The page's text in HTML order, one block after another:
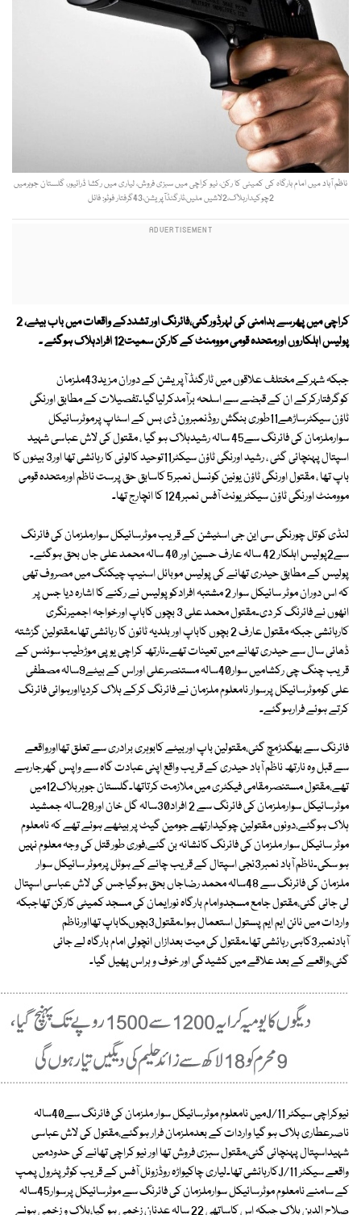
ناظم آباد میں امام بارگاہ کی کمیٹی کا رکن، نیو کراچی میں سبزی فروش، لیاری میں رکشا ڈرائیور، گلستان جوہرمیں
2چوکیدارہلاک،2لاشیں ملیں،ٹارگٹڈآپریشن،43گرفتار فوٹو: فائل
کراچی میں پھرسے بدامنی کی لہرڈورگئی،فائرنگ اور تشددکے واقعات میں باب بیٹے، 2
پولیس اہلکاروں اورمتحدہ قومی موومنٹ کے کارکن سمیت12 افرادہلاک ہوگئے ۔
جبکہ شہرکے مختلف علاقوں میں ٹارگٹڈ آپریشن کے دوران مزید43ملزمان
کوگرفتارکرکے ان کے قبضے سے اسلحہ برآمدکرلیاگیا۔تفصیلات کے مطابق اورنگی
ٹاؤن سیکٹرساڑھے11طوری بنگش روڈنمبرون ڈی بس کے اسٹاپ پرموٹرسائیکل
سوارملزمان کی فائرنگ سے45 سالہ رشیدہلاک ہو گیا ، مقتول کی لاش عباسی شہید
اسپتال پہنچائی گئی ، رشید اورنگی ٹاؤن سیکٹر11توحید کالونی کا رہائشی تھا اور3 بیٹوں کا
باپ تھا ، مقتول اورنگی ٹاؤن یونین کونسل نمبر5 کاسابق حق پرست ناظم اورمتحدہ قومی
موومنٹ اورنگی ٹاؤن سیکٹر یونٹ آفس نمبر124 کا انچارج تھا۔
لنڈی کوتل چورنگی سی این جی اسٹیشن کے قریب موٹرسائیکل سوارملزمان کی فائرنگ
سے2پولیس اہلکار 42 سالہ عارف حسین اور 40 سالہ محمد علی جاں بحق ہوگئے۔
پولیس کے مطابق حیدری تھانے کی پولیس موبائل اسنیپ چیکنگ میں مصروف تھی
کہ اس دوران موٹر سائیکل سوار 2 مشتبہ افرادکوپولیس نے رکنے کا اشارہ دیا جس پر
انھوں نے فائرنگ کر دی۔مقتول محمد علی 3 بچوں کاباپ اورخواجہ اجمیرنگری
کارہائشی جبکہ مقتول عارف 2 بچوں کاباپ اور بلدیہ ٹائون کا رہائشی تھا۔مقتولین گزشتہ
ڈھائی سال سے حیدری تھانے میں تعینات تھے۔نارتھ کراچی یوپی موڑطیب سوئٹس کے
قریب چنگ چی رکشامیں سوار40سالہ مستنصرعلی اوراس کے بیٹے9سالہ مصطفی
علی کوموٹرسائیکل پرسوار نامعلوم ملزمان نے فائرنگ کرکے ہلاک کردیااورہوائی فائرنگ
کرتے ہوئے فرارہوگئے۔
فائرنگ سے بھگدڑمچ گئی،مقتولین باپ اوربیٹے کابوہری برادری سے تعلق تھااورواقعے
سے قبل وہ نارتھ ناظم آباد حیدری کے قریب واقع اپنی عبادت گاہ سے واپس گھرجارہے
تھے،مقتول مستنصرمقامی فیکٹری میں ملازمت کرتاتھا۔گلستان جوہربلاک12میں
موٹرسائیکل سوارملزمان کی فائرنگ سے 2 افراد30سالہ گل خان اور28سالہ جمشید
ہلاک ہوگئے،دونوں مقتولین چوکیدارتھے جومین گیٹ پر بیٹھے ہوئے تھے کہ نامعلوم
موٹر سائیکل سوار ملزمان کی فائرنگ کانشانہ بن گئے،فوری طور قتل کی وجہ معلوم نہیں
ہو سکی۔ناظم آباد نمبر3نجی اسپتال کے قریب چائے کے ہوٹل پرموٹر سائیکل سوار
ملزمان کی فائرنگ سے 48سالہ محمد رضاجاں بحق ہوگیاجس کی لاش عباسی اسپتال
لی جائی گئی،مقتول جامع مسجدوامام بارگاہ نورایمان کی مسجد کمیٹی کارکن تھاجبکہ
واردات میں نائن ایم ایم پستول استعمال ہوا۔مقتول3بچوںکاباپ تھااورناظم
آبادنمبر3کاہی رہائشی تھا۔مقتول کی میت بعدازاں انچولی امام بارگاہ لے جائی
گئی،واقعے کے بعد علاقے میں کشیدگی اور خوف و ہراس پھیل گیا۔
نیوکراچی سیکٹر 11/Jمیں نامعلوم موٹرسائیکل سوار ملزمان کی فائرنگ سے40سالہ
ناصرعطاری ہلاک ہو گیا واردات کے بعدملزمان فرار ہوگئے،مقتول کی لاش عباسی
شہیداسپتال پہنچائی گئی،مقتول سبزی فروش تھا اور نیو کراچی تھانے کی حدودمیں
واقعے سیکٹر 11/Jکارہائشی تھا۔لیاری چاکیواڑہ روڈزونل آفس کے قریب کوثرپٹرول پمپ
کے سامنے نامعلوم موٹرسائیکل سوارملزمان کی فائرنگ سے موٹرسائیکل پرسوار45سالہ
صلاح الدین ہلاک جبکہ اس کاساتھی 22 سالہ عدنان زخمی ہو گیا،ہلاک و زخمی ہونے